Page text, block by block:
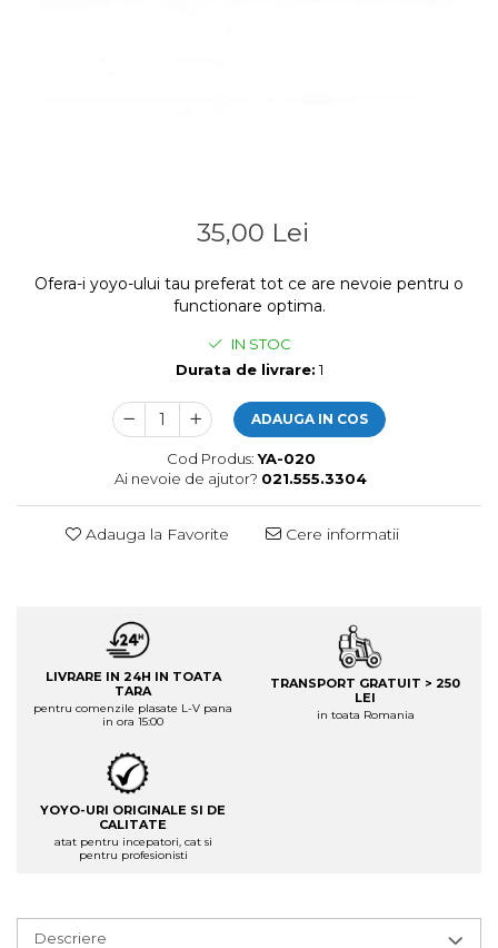
35,00 Lei
Ofera-i yoyo-ului tau preferat tot ce are nevoie pentru o
functionare optima.
IN STOC
Durata de livrare:1
ADAUGA IN COS
Cod Produs: YA-020
Ai nevoie de ajutor? 021.555.3304
Adauga la Favorite Cere informatii
LIVRARE IN 24H IN TOATA
TARA
pentru comenzile plasate L-V pana
in ora 15:00
TRANSPORT GRATUIT > 250
LEI
in toata Romania
YOYO-URI ORIGINALE SI DE
CALITATE
atat pentru incepatori, cat si
pentru profesionisti
Descriere